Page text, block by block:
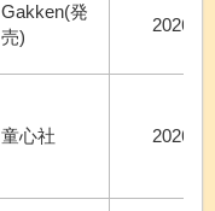
Gakken(発
売)
2026.7
童心社 2026.5